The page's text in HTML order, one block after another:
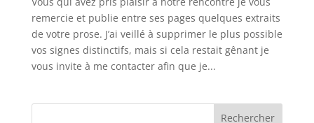
remercie et publie entre ses pages quelques extraits
de votre prose. J’ai veillé à supprimer le plus possible
vos signes distinctifs, mais si cela restait gênant je
vous invite à me contacter afin que je...